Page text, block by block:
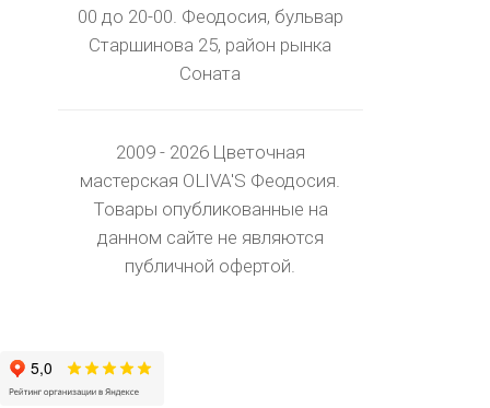
00 до 20-00. Феодосия, бульвар
Старшинова 25, район рынка
Соната
2009 - 2026 Цветочная
мастерская OLIVA'S Феодосия.
Товары опубликованные на
данном сайте не являются
публичной офертой.